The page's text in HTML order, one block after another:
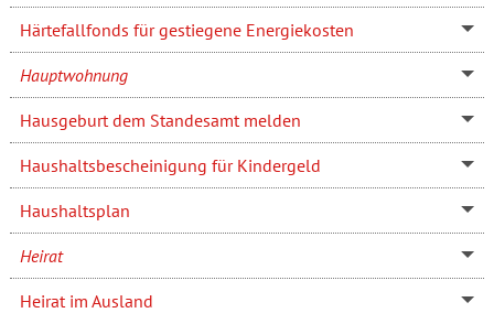
Härtefallfonds für gestiegene Energiekosten
Hauptwohnung
Hausgeburt dem Standesamt melden
Haushaltsbescheinigung für Kindergeld
Haushaltsplan
Heirat
Heirat im Ausland